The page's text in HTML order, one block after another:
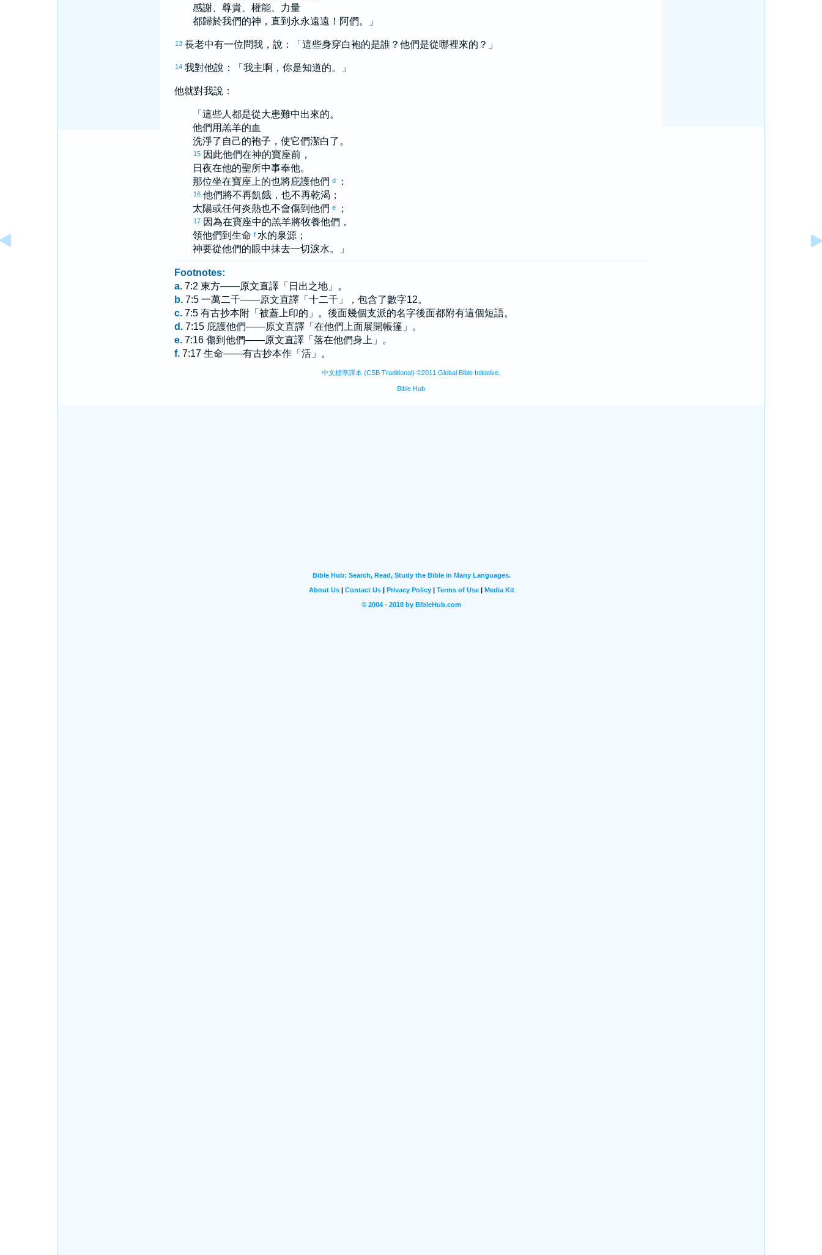
感謝、尊貴、權能、力量
都歸於我們的神，直到永永遠遠！阿們。」
13 長老中有一位問我，說：「這些身穿白袍的是誰？他們是從哪裡來的？」
14 我對他說：「我主啊，你是知道的。」
他就對我說：
「這些人都是從大患難中出來的。
他們用羔羊的血
洗淨了自己的袍子，使它們潔白了。
15 因此他們在神的寶座前，
日夜在他的聖所中事奉他。
那位坐在寶座上的也將庇護他們 d ：
16 他們將不再飢餓，也不再乾渴；
太陽或任何炎熱也不會傷到他們 e ；
17 因為在寶座中的羔羊將牧養他們，
領他們到生命 f 水的泉源；
神要從他們的眼中抹去一切淚水。」
Footnotes:
a. 7:2 東方——原文直譯「日出之地」。
b. 7:5 一萬二千——原文直譯「十二千」，包含了數字12。
c. 7:5 有古抄本附「被蓋上印的」。後面幾個支派的名字後面都附有這個短語。
d. 7:15 庇護他們——原文直譯「在他們上面展開帳篷」。
e. 7:16 傷到他們——原文直譯「落在他們身上」。
f. 7:17 生命——有古抄本作「活」。
中文標準譯本 (CSB Traditional) ©2011 Global Bible Initiative.
Bible Hub